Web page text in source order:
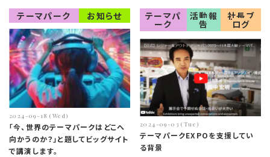
テーマパーク お知らせ
2024-09-18 (Wed)
「今、世界のテーマパークはどこへ
向かうのか？」と題してビッグサイト
で講演します。
テーマパ
ーク
活動報
告
社長ブ
ログ
2024-09-03 (Tue)
テーマパークEXPOを支援してい
る背景